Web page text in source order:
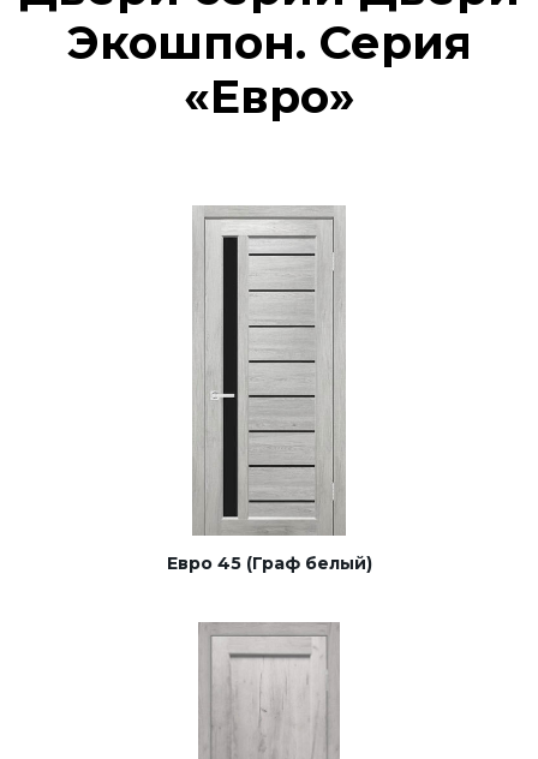
Экошпон. Серия
«Евро»
Евро 45 (Граф белый)